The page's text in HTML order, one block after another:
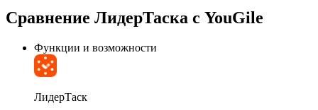
Сравнение ЛидерТаска с YouGile
Функции и возможности
ЛидерТаск